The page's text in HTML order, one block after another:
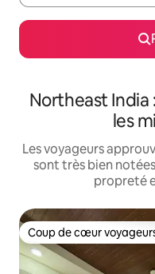
Northeast India
les
Les voyageurs
sont très bien
propreté
Coup de cœur
Coup de cœur